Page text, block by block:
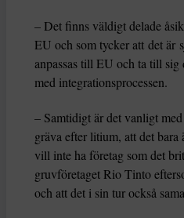
– Det finns väldigt delade
EU och som tycker att det är
anpassas till EU och ta till sig
med integrationsprocessen.
– Samtidigt är det vanligt
gräva efter litium, att det
vill inte ha företag som det
gruvföretaget Rio Tinto
och att det i sin tur också